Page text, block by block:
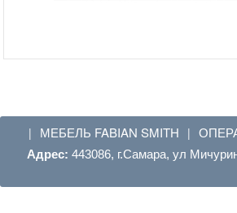
| МЕБЕЛЬ FABIAN SMITH |
Адрес: 443086, г.Самара, ул